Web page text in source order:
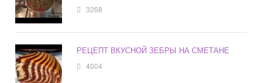
3268
РЕЦЕПТ ВКУСНОЙ ЗЕБРЫ НА СМЕТАНЕ
4004